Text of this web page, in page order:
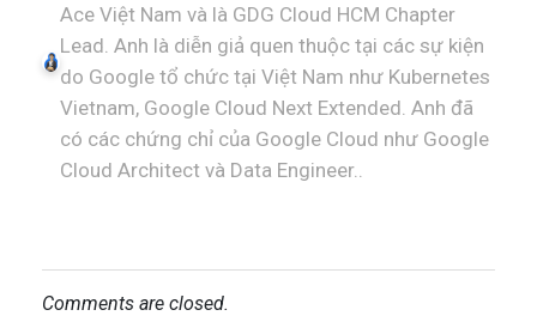
Ace Việt Nam và là GDG Cloud HCM Chapter
Lead. Anh là diễn giả quen thuộc tại các sự kiện
do Google tổ chức tại Việt Nam như Kubernetes
Vietnam, Google Cloud Next Extended. Anh đã
có các chứng chỉ của Google Cloud như Google
Cloud Architect và Data Engineer..
Comments are closed.